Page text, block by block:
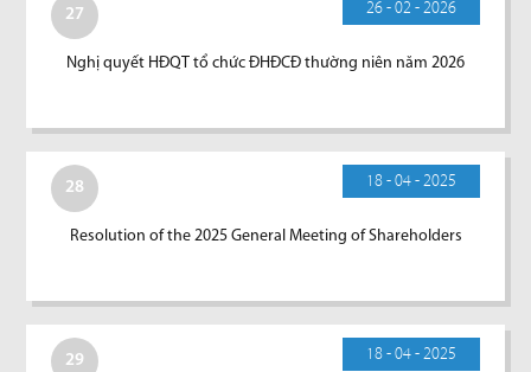
27 26 - 02 - 2026
Nghị quyết HĐQT tổ chức ĐHĐCĐ thường niên năm 2026
28 18 - 04 - 2025
Resolution of the 2025 General Meeting of Shareholders
29 18 - 04 - 2025